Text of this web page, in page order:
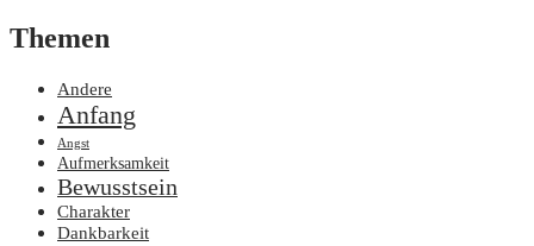
Themen
Andere
Anfang
Angst
Aufmerksamkeit
Bewusstsein
Charakter
Dankbarkeit